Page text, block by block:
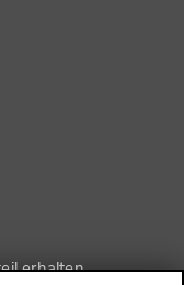
erhalten